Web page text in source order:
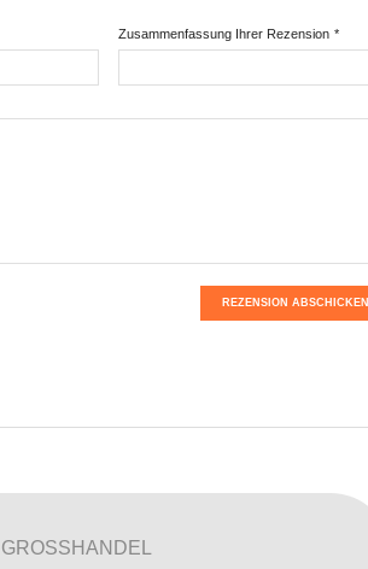
*
Zusammenfassung Ihrer Rezension
REZENSION ABSCHICKEN
GROSSHANDEL